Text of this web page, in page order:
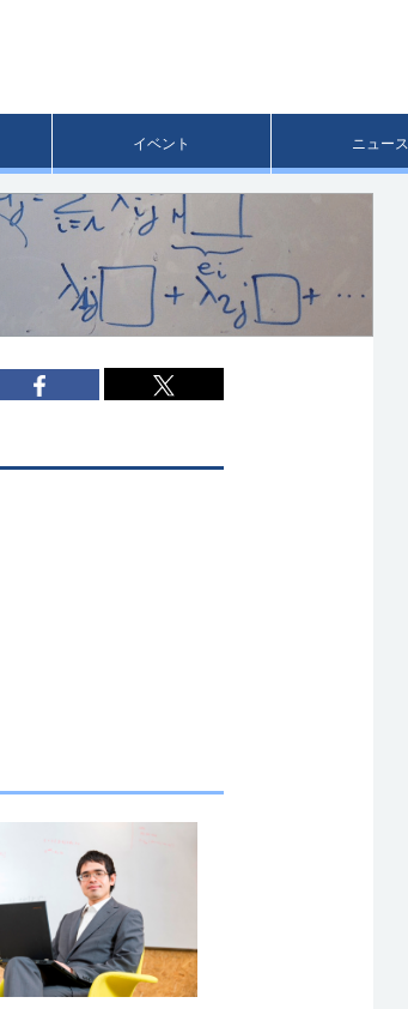
イベント ニュース